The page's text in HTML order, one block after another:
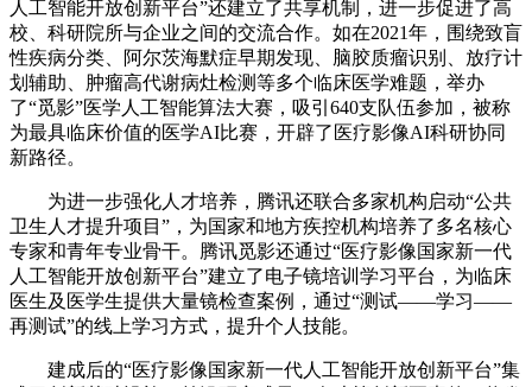
人工智能开放创新平台”还建立了共享机制，进一步促进了高
校、科研院所与企业之间的交流合作。如在2021年，围绕致盲
性疾病分类、阿尔茨海默症早期发现、脑胶质瘤识别、放疗计
划辅助、肿瘤高代谢病灶检测等多个临床医学难题，举办
了“觅影”医学人工智能算法大赛，吸引640支队伍参加，被称
为最具临床价值的医学AI比赛，开辟了医疗影像AI科研协同
新路径。
为进一步强化人才培养，腾讯还联合多家机构启动“公共
卫生人才提升项目”，为国家和地方疾控机构培养了多名核心
专家和青年专业骨干。腾讯觅影还通过“医疗影像国家新一代
人工智能开放创新平台”建立了电子镜培训学习平台，为临床
医生及医学生提供大量镜检查案例，通过“测试——学习——
再测试”的线上学习方式，提升个人技能。
建成后的“医疗影像国家新一代人工智能开放创新平台”集